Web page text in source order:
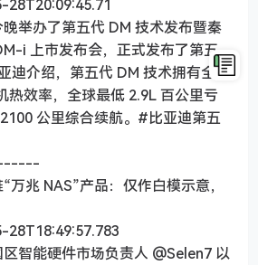
举办了第五代 DM 技术发布暨秦
i 上市发布会，正式发布了第五
迪介绍，第五代 DM 技术拥有全球
热效率，全球最低 2.9L 百公里亏
公里综合续航。#比亚迪第五
万兆 NAS”产品：仅作白模示意，
28T18:49:57.783
智能硬件市场负责人 @Selen7 以